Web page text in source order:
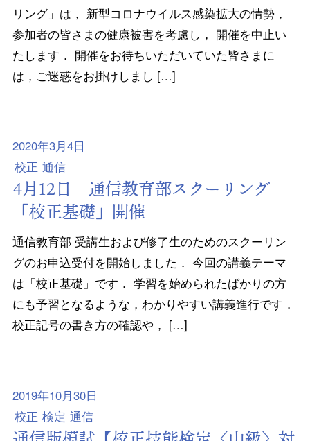
リング」は， 新型コロナウイルス感染拡大の情勢，
参加者の皆さまの健康被害を考慮し， 開催を中止い
たします． 開催をお待ちいただいていた皆さまに
は，ご迷惑をお掛けしまし […]
2020年3月4日
校正 通信
4月12日 通信教育部スクーリング
「校正基礎」開催
通信教育部 受講生および修了生のためのスクーリン
グのお申込受付を開始しました． 今回の講義テーマ
は「校正基礎」です． 学習を始められたばかりの方
にも予習となるような，わかりやすい講義進行です．
校正記号の書き方の確認や， […]
2019年10月30日
校正 検定 通信